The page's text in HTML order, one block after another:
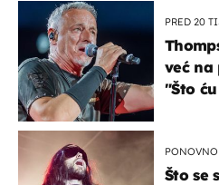
PRED 20
već na
"Što
Što se